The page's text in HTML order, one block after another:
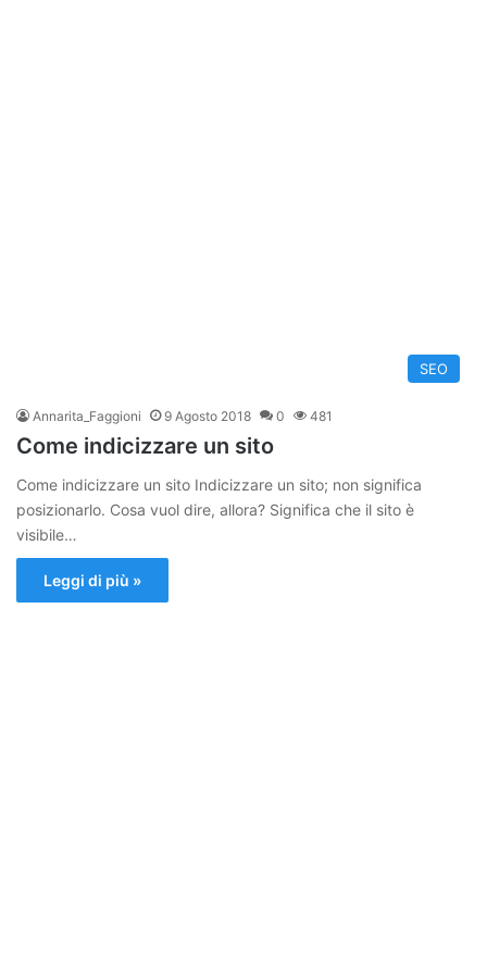
SEO
Annarita_Faggioni 9 Agosto 2018 0 481
Come indicizzare un sito
Come indicizzare un sito Indicizzare un sito; non significa
posizionarlo. Cosa vuol dire, allora? Significa che il sito è
visibile…
Leggi di più »